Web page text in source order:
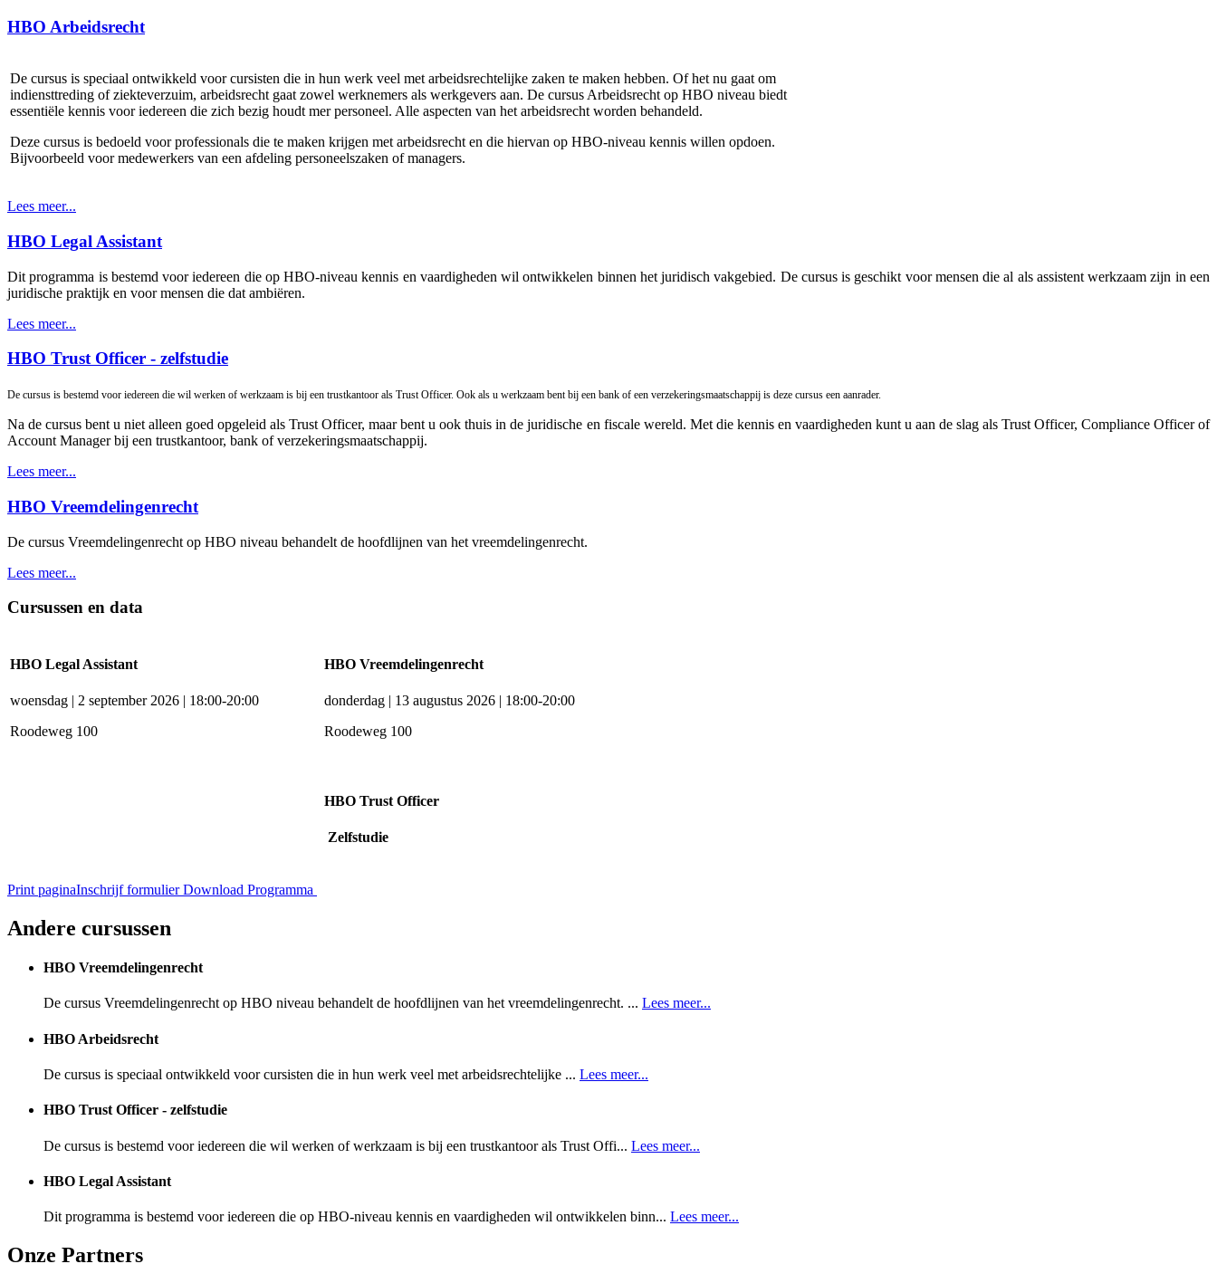
HBO Arbeidsrecht
De cursus is speciaal ontwikkeld voor cursisten die in hun werk veel met arbeidsrechtelijke zaken te maken hebben. Of het nu gaat om
indiensttreding of ziekteverzuim, arbeidsrecht gaat zowel werknemers als werkgevers aan. De cursus Arbeidsrecht op HBO niveau biedt
essentiële kennis voor iedereen die zich bezig houdt mer personeel. Alle aspecten van het arbeidsrecht worden behandeld.
Deze cursus is bedoeld voor professionals die te maken krijgen met arbeidsrecht en die hiervan op HBO-niveau kennis willen opdoen.
Bijvoorbeeld voor medewerkers van een afdeling personeelszaken of managers.
Lees meer...
HBO Legal Assistant
Dit programma is bestemd voor iedereen die op HBO-niveau kennis en vaardigheden wil ontwikkelen binnen het juridisch vakgebied. De cursus is geschikt voor mensen die al als assistent werkzaam zijn in een
juridische praktijk en voor mensen die dat ambiëren.
Lees meer...
HBO Trust Officer - zelfstudie
De cursus is bestemd voor iedereen die wil werken of werkzaam is bij een trustkantoor als Trust Officer. Ook als u werkzaam bent bij een bank of een verzekeringsmaatschappij is deze cursus een aanrader.
Na de cursus bent u niet alleen goed opgeleid als Trust Officer, maar bent u ook thuis in de juridische en fiscale wereld. Met die kennis en vaardigheden kunt u aan de slag als Trust Officer, Compliance Officer of
Account Manager bij een trustkantoor, bank of verzekeringsmaatschappij.
Lees meer...
HBO Vreemdelingenrecht
De cursus Vreemdelingenrecht op HBO niveau behandelt de hoofdlijnen van het vreemdelingenrecht.
Lees meer...
Cursussen en data
HBO Legal Assistant
woensdag | 2 september 2026 | 18:00-20:00
Roodeweg 100
HBO Vreemdelingenrecht
donderdag | 13 augustus 2026 | 18:00-20:00
Roodeweg 100
HBO Trust Officer
Zelfstudie
Print paginaInschrijf formulierDownload Programma
Andere cursussen
HBO Vreemdelingenrecht
De cursus Vreemdelingenrecht op HBO niveau behandelt de hoofdlijnen van het vreemdelingenrecht. ... Lees meer...
HBO Arbeidsrecht
De cursus is speciaal ontwikkeld voor cursisten die in hun werk veel met arbeidsrechtelijke ... Lees meer...
HBO Trust Officer - zelfstudie
De cursus is bestemd voor iedereen die wil werken of werkzaam is bij een trustkantoor als Trust Offi... Lees meer...
HBO Legal Assistant
Dit programma is bestemd voor iedereen die op HBO-niveau kennis en vaardigheden wil ontwikkelen binn... Lees meer...
Onze Partners